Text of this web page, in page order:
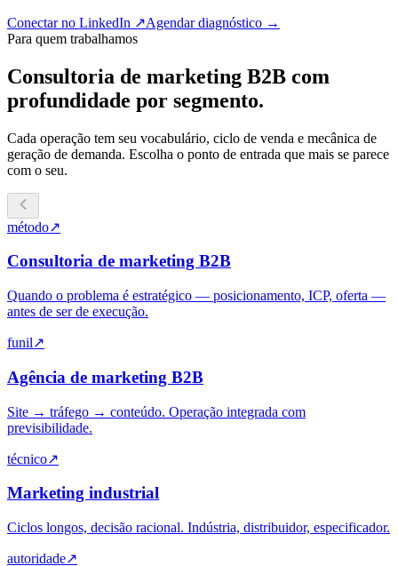
Conectar no LinkedIn ↗Agendar diagnóstico →
Para quem trabalhamos
Consultoria de marketing B2B com
profundidade por segmento.
Cada operação tem seu vocabulário, ciclo de venda e mecânica de
geração de demanda. Escolha o ponto de entrada que mais se parece
com o seu.
método↗
Consultoria de marketing B2B
Quando o problema é estratégico — posicionamento, ICP, oferta —
antes de ser de execução.
funil↗
Agência de marketing B2B
Site → tráfego → conteúdo. Operação integrada com
previsibilidade.
técnico↗
Marketing industrial
Ciclos longos, decisão racional. Indústria, distribuidor, especificador.
autoridade↗